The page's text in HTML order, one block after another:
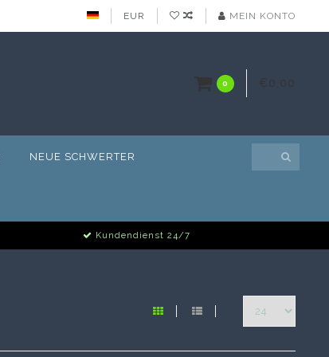
EUR MEIN KONTO
0 €0,00
NEUE SCHWERTER
Kundendienst 24/7